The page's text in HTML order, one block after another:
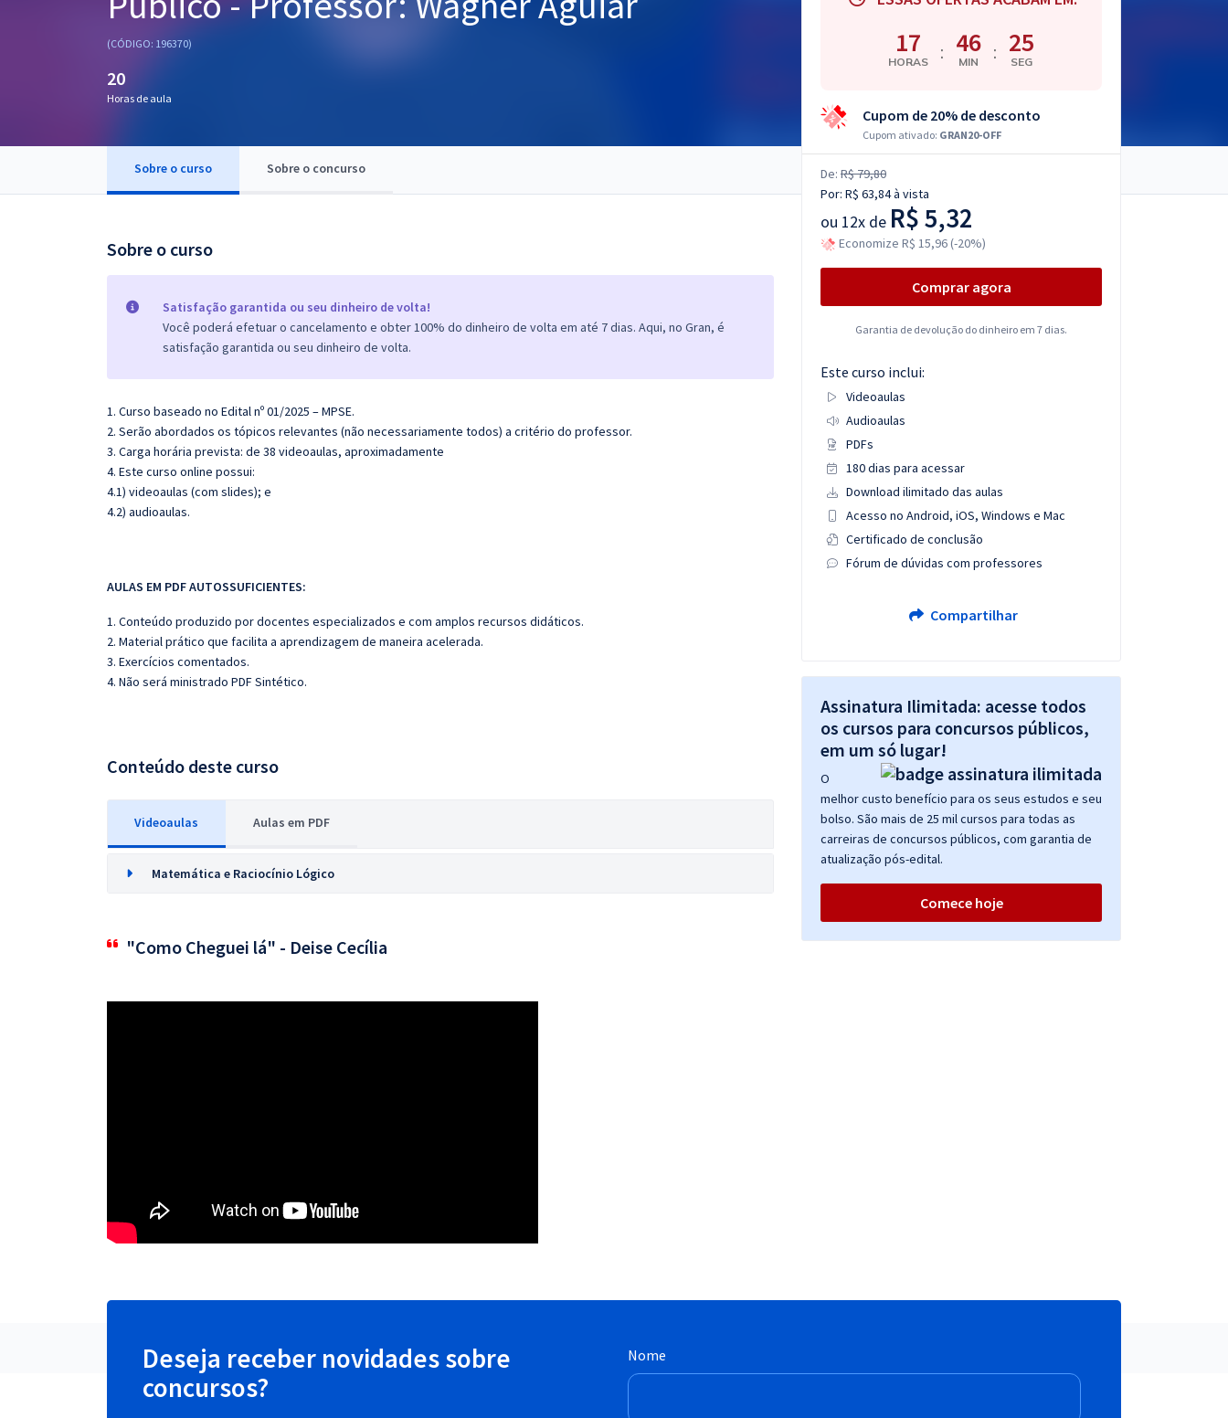
Questões grátis
(CÓDIGO: 196370)
20
Horas de aula
Sobre o curso Sobre o concurso
Sobre o curso
Satisfação garantida ou seu dinheiro de volta!
Você poderá efetuar o cancelamento e obter 100% do dinheiro de volta em até 7 dias. Aqui, no Gran, é
satisfação garantida ou seu dinheiro de volta.
1. Curso baseado no Edital nº 01/2025 – MPSE.
2. Serão abordados os tópicos relevantes (não necessariamente todos) a critério do professor.
3. Carga horária prevista: de 38 videoaulas, aproximadamente
4. Este curso online possui:
4.1) videoaulas (com slides); e
4.2) audioaulas.
AULAS EM PDF AUTOSSUFICIENTES:
1. Conteúdo produzido por docentes especializados e com amplos recursos didáticos.
2. Material prático que facilita a aprendizagem de maneira acelerada.
3. Exercícios comentados.
4. Não será ministrado PDF Sintético.
Conteúdo deste curso
Videoaulas Aulas em PDF
Matemática e Raciocínio Lógico
"Como Cheguei lá" - Deise Cecília
17
HORAS : 46
MIN : 23
SEG
Cupom de 20% de desconto
Cupom ativado: GRAN20-OFF
De: R$ 79,80
Por: R$ 63,84à vista
ou 12x de R$ 5,32
Economize R$ 15,96 (-20%)
Comprar agora
Garantia de devolução do dinheiro em 7 dias.
Este curso inclui:
Videoaulas
Audioaulas
PDFs
180 dias para acessar
Download ilimitado das aulas
Acesso no Android, iOS, Windows e Mac
Certificado de conclusão
Fórum de dúvidas com professores
Compartilhar
Assinatura Ilimitada: acesse todos
os cursos para concursos públicos,
em um só lugar!
O
melhor custo benefício para os seus estudos e seu
bolso. São mais de 25 mil cursos para todas as
carreiras de concursos públicos, com garantia de
atualização pós-edital.
Comece hoje
Deseja receber novidades sobre
concursos?
Nome